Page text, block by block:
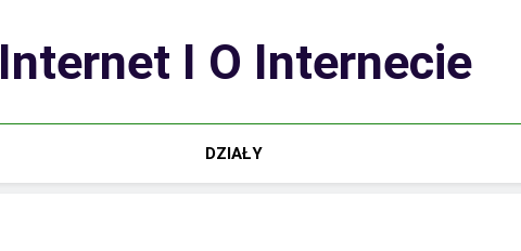
Internet I O Internecie
DZIAŁY